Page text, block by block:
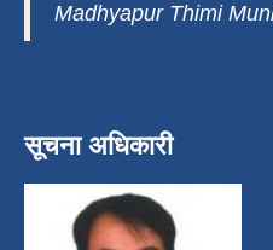
Madhyapur Thimi
सूचना अधिकारी